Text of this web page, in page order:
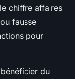
chiffre affaires
fausse
pour
du